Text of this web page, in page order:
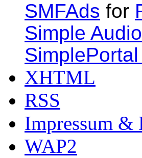
SMFAds for
Simple
XHTML
RSS
Impressum &
WAP2